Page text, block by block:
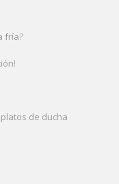
fría?
de ducha